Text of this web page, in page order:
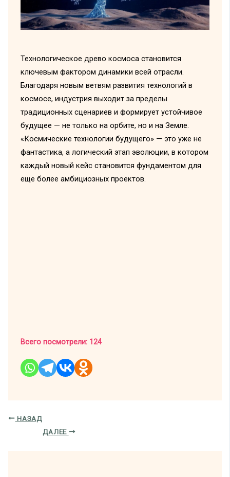
Технологическое древо космоса становится
ключевым фактором динамики всей отрасли.
Благодаря новым ветвям развития технологий в
космосе, индустрия выходит за пределы
традиционных сценариев и формирует устойчивое
будущее — не только на орбите, но и на Земле.
«Космические технологии будущего» — это уже не
фантастика, а логический этап эволюции, в котором
каждый новый кейс становится фундаментом для
еще более амбициозных проектов.
Всего посмотрели: 124
НАЗАД
ДАЛЕЕ